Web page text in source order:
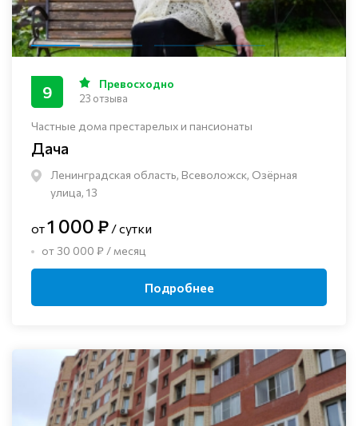
Частные дома престарелых и пансионаты
Дача
Ленинградская область, Всеволожск, Озёрная
улица, 13
9 Превосходно
23 отзыва
от1 000 ₽ / сутки
от 30 000 ₽ / месяц
Подробнее